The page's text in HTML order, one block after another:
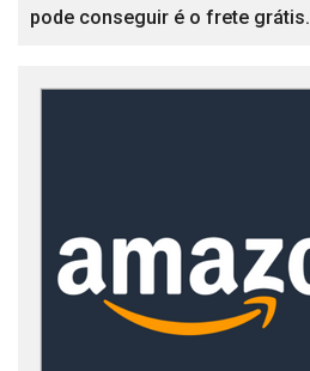
pode conseguir é o frete grátis.